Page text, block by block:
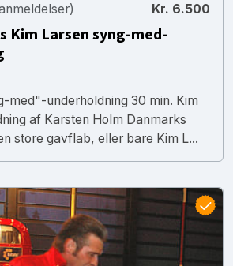
Kr. 6.500
Kim Larsen syng-med-
med"-underholdning 30 min. Kim
af Karsten Holm Danmarks
store gavflab, eller bare Kim L...